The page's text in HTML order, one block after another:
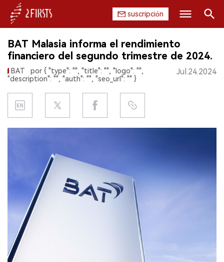
suscripción
INICIO
EMPRESA
PRODUCTO
EXPOSICIÓN
ENTREVISTA
BAT Malasia informa el rendimiento
financiero del segundo trimestre de 2024.
BAT
por { "type": "", "title": "", "logo": "",
"description": "", "auth": "", "seo_url": "" }
Jul.24.2024